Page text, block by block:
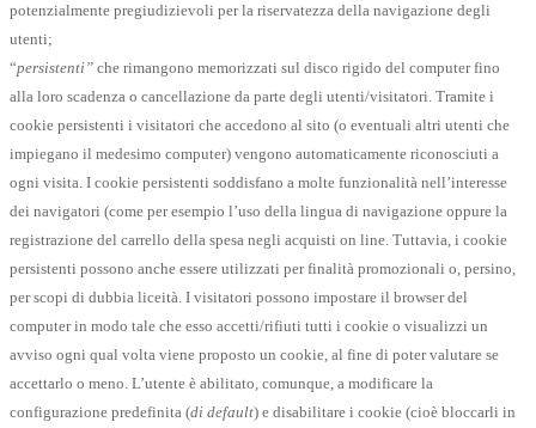
potenzialmente pregiudizievoli per la riservatezza della navigazione degli
utenti;
“persistenti” che rimangono memorizzati sul disco rigido del computer fino
alla loro scadenza o cancellazione da parte degli utenti/visitatori. Tramite i
cookie persistenti i visitatori che accedono al sito (o eventuali altri utenti che
impiegano il medesimo computer) vengono automaticamente riconosciuti a
ogni visita. I cookie persistenti soddisfano a molte funzionalità nell’interesse
dei navigatori (come per esempio l’uso della lingua di navigazione oppure la
registrazione del carrello della spesa negli acquisti on line. Tuttavia, i cookie
persistenti possono anche essere utilizzati per finalità promozionali o, persino,
per scopi di dubbia liceità. I visitatori possono impostare il browser del
computer in modo tale che esso accetti/rifiuti tutti i cookie o visualizzi un
avviso ogni qual volta viene proposto un cookie, al fine di poter valutare se
accettarlo o meno. L’utente è abilitato, comunque, a modificare la
configurazione predefinita (di default) e disabilitare i cookie (cioè bloccarli in